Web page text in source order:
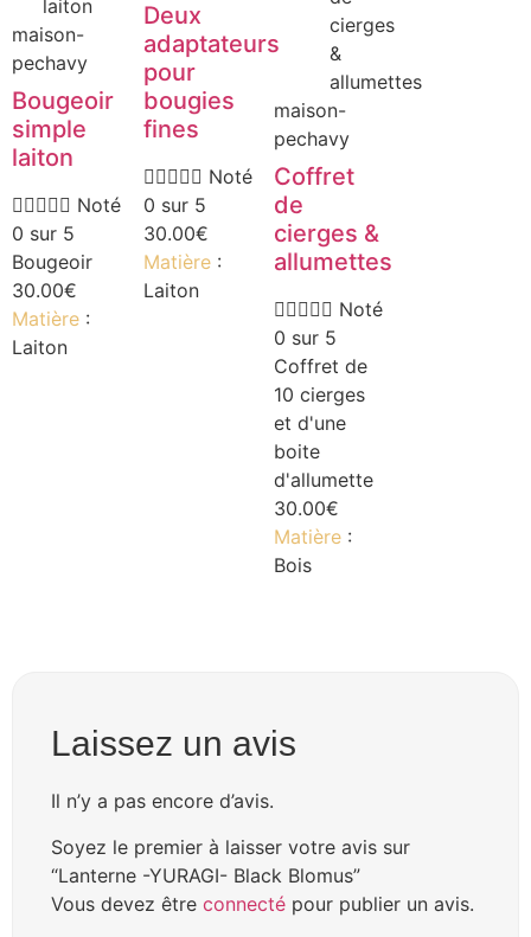
maison-
pechavy
Bougeoir
simple
laiton
 Noté
0 sur 5
Bougeoir
30.00€
Matière :
Laiton
Deux
adaptateurs
pour
bougies
fines
 Noté
0 sur 5
30.00€
Matière :
Laiton
maison-
pechavy
Coffret
de
cierges &
allumettes
 Noté
0 sur 5
Coffret de
10 cierges
et d'une
boite
d'allumette
30.00€
Matière :
Bois
Laissez un avis
Il n’y a pas encore d’avis.
Soyez le premier à laisser votre avis sur
“Lanterne -YURAGI- Black Blomus”
Vous devez être connecté pour publier un avis.